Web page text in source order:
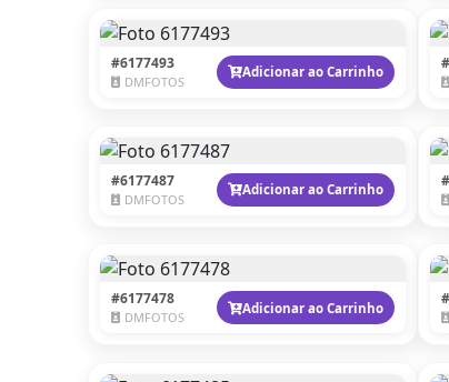
#6177493
DMFOTOS
Adicionar ao Carrinho
#6177487
DMFOTOS
Adicionar ao Carrinho
#6177478
DMFOTOS
Adicionar ao Carrinho